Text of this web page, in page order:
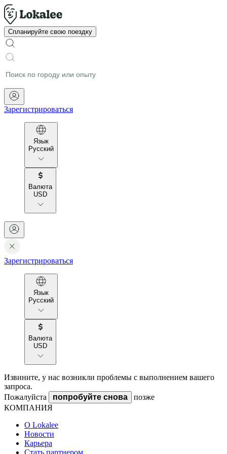
Спланируйте свою поездку
Зарегистрироваться
Язык
Русский
Валюта
USD
Зарегистрироваться
Язык
Русский
Валюта
USD
Извините, у нас возникли проблемы с выполнением вашего
запроса.
Пожалуйста
попробуйте снова
позже
КОМПАНИЯ
О Lokalee
Новости
Карьера
Стать партнером